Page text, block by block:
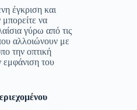
έγκριση και
να
γύρω από τις
αλλοιώνουν με
την οπτική
εμφάνιση του